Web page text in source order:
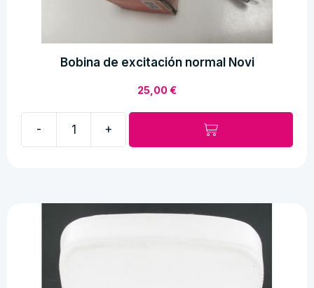
Bobina de excitación normal Novi
25,00€
-
Novi
+